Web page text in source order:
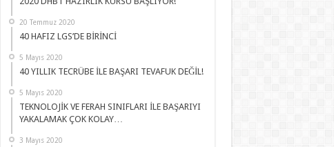
20 Temmuz 2020
40 HAFIZ LGS’DE BİRİNCİ
5 Mayıs 2020
40 YILLIK TECRÜBE İLE BAŞARI TEVAFUK DEĞİL!
5 Mayıs 2020
TEKNOLOJİK VE FERAH SINIFLARI İLE BAŞARIYI
YAKALAMAK ÇOK KOLAY…
3 Mayıs 2020